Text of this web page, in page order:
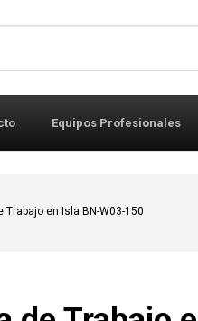
Equipos Profesionales
Trabajo en Isla BN-W03-150